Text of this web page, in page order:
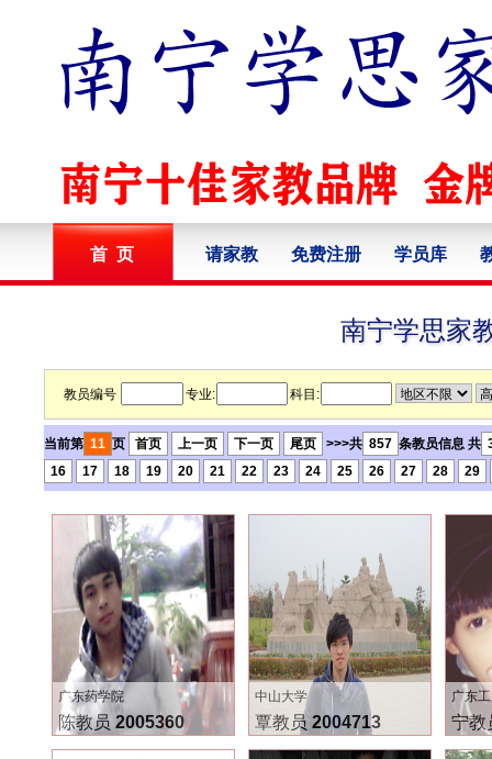
首 页 请家教 免费注册 学员库
南宁学思家
教员编号 专业: 科目:
当前第 11 页 首页 上一页 下一页 尾页 >>>共 857 条教员信息 共
16
17 18 19 20 21 22 23 24 25 26 27 28 29
广东药学院
陈教员 2005360
中山大学
覃教员2004713
广东
宁